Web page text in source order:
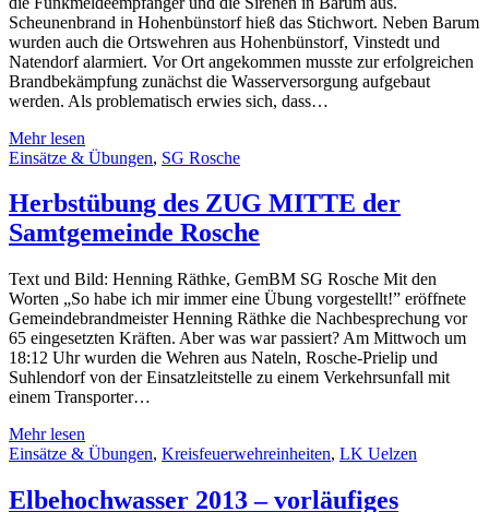
Scheunenbrand in Hohenbünstorf hieß das Stichwort. Neben Barum
wurden auch die Ortswehren aus Hohenbünstorf, Vinstedt und
Natendorf alarmiert. Vor Ort angekommen musste zur erfolgreichen
Brandbekämpfung zunächst die Wasserversorgung aufgebaut
werden. Als problematisch erwies sich, dass…
Mehr lesen
Einsätze & Übungen, SG Rosche
Herbstübung des ZUG MITTE der
Samtgemeinde Rosche
Text und Bild: Henning Räthke, GemBM SG Rosche Mit den
Worten „So habe ich mir immer eine Übung vorgestellt!” eröffnete
Gemeindebrandmeister Henning Räthke die Nachbesprechung vor
65 eingesetzten Kräften. Aber was war passiert? Am Mittwoch um
18:12 Uhr wurden die Wehren aus Nateln, Rosche-Prielip und
Suhlendorf von der Einsatzleitstelle zu einem Verkehrsunfall mit
einem Transporter…
Mehr lesen
Einsätze & Übungen, Kreisfeuerwehreinheiten, LK Uelzen
Elbehochwasser 2013 – vorläufiges